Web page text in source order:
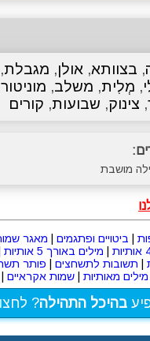
, בצוותא, אולן, מגבלת,
, מְלִית, משלב, מוניטור
, צינוק, שבועות, קורים
מושבת
ביטויים ופתגמים מאגר
מילים באורך 5 אותיות
תשובות לתשחצים פותר
מאותיות שמות אקראיים
בהיכל התהילה?